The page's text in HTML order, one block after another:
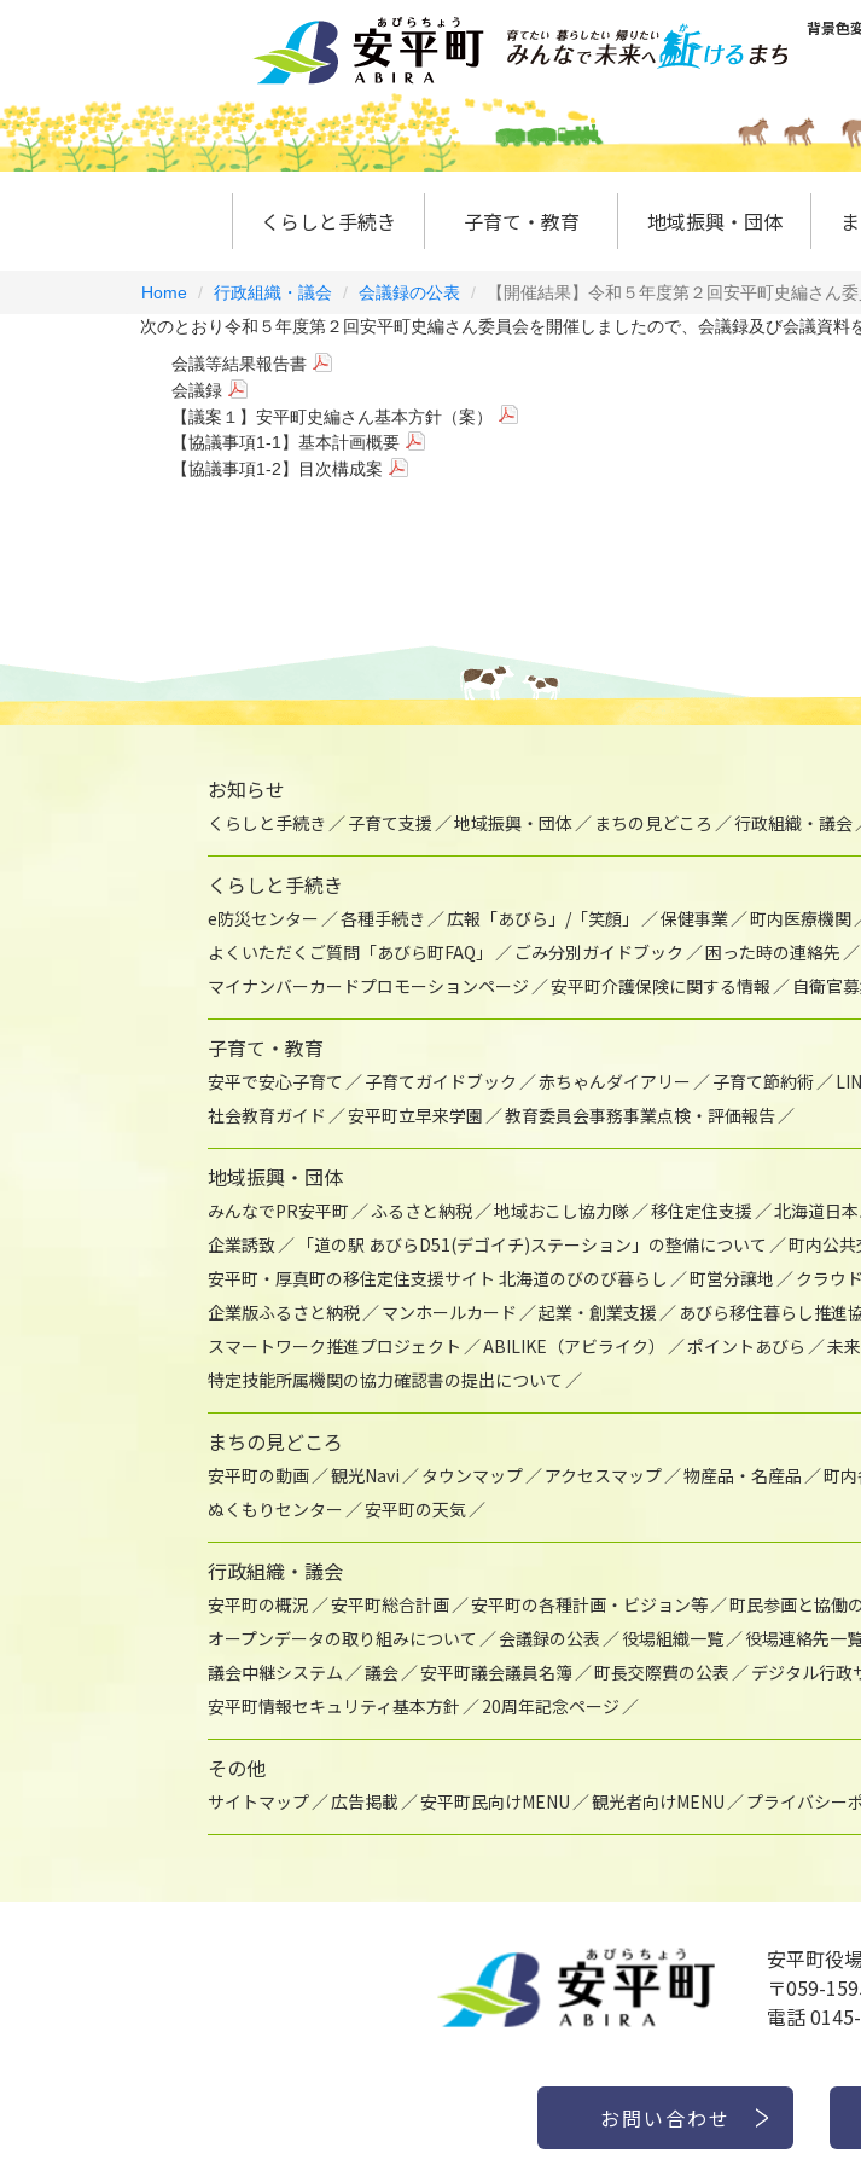
背景色
くらしと手続き 子育て・教育 地域振興・団体
Home 行政組織・議会 会議録の公表
【開催結果】令和５年度第２回安平町史編さん
次のとおり令和５年度第２回安平町史編さん委員会を開催しましたので、会議録及び会議資料
会議等結果報告書
会議録
【議案１】安平町史編さん基本方針（案）
【協議事項1-1】基本計画概要
【協議事項1-2】目次構成案
お知らせ
くらしと手続き 子育て支援 地域振興・団体 まちの見どころ 行政組織・議会
くらしと手続き
e防災センター 各種手続き 広報「あびら」/「笑顔」 保健事業 町内医療機関
よくいただくご質問「あびら町FAQ」
ごみ分別ガイドブック 困った時の連絡先
マイナンバーカードプロモーションページ
安平町介護保険に関する情報 自衛官
子育て・教育
安平で安心子育て 子育てガイドブック 赤ちゃんダイアリー 子育て節約術
社会教育ガイド
安平町立早来学園 教育委員会事務事業点検・評価報告
地域振興・団体
みんなでPR安平町 ふるさと納税 地域おこし協力隊 移住定住支援 北海道日
企業誘致
「道の駅 あびらD51(デゴイチ)ステーション」の整備について 町内公共
安平町・厚真町の移住定住支援サイト 北海道のびのび暮らし
町営分譲地 クラウ
企業版ふるさと納税
マンホールカード 起業・創業支援 あびら移住暮らし推進
スマートワーク推進プロジェクト
ABILIKE（アビライク） ポイントあびら 未
特定技能所属機関の協力確認書の提出について
まちの見どころ
安平町の動画 観光Navi タウンマップ アクセスマップ 物産品・名産品 町
ぬくもりセンター
安平町の天気
行政組織・議会
安平町の概況 安平町総合計画 安平町の各種計画・ビジョン等 町民参画と協働
オープンデータの取り組みについて
会議録の公表 役場組織一覧 役場連絡先一
議会中継システム
議会 安平町議会議員名簿 町長交際費の公表 デジタル行政
安平町情報セキュリティ基本方針
20周年記念ページ
その他
サイトマップ 広告掲載 安平町民向けMENU 観光者向けMENU プライバシー
安平町役場
〒059-
電話
お問い合わせ